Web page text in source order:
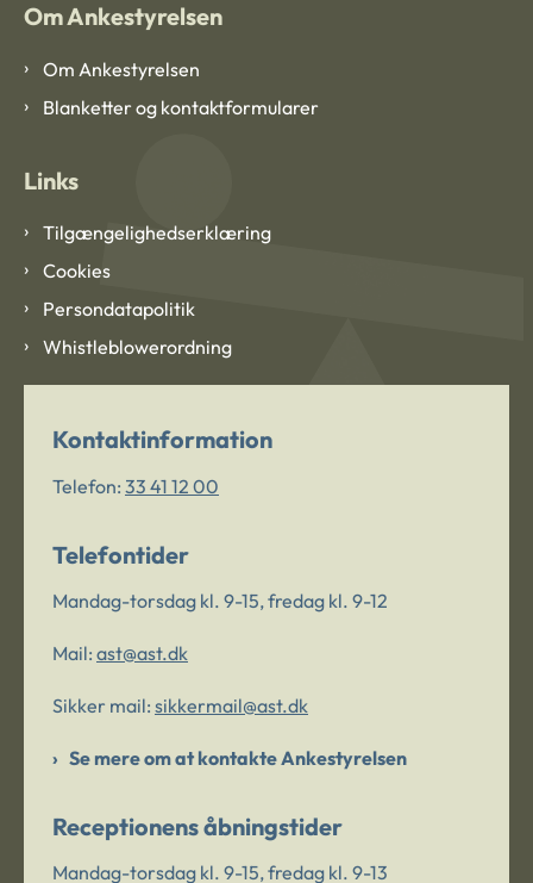
Om Ankestyrelsen
Om Ankestyrelsen
Blanketter og kontaktformularer
Links
Tilgængelighedserklæring
Cookies
Persondatapolitik
Whistleblowerordning
Kontaktinformation
Telefon: 33 41 12 00
Telefontider
Mandag-torsdag kl. 9-15, fredag kl. 9-12
Mail: ast@ast.dk
Sikker mail: sikkermail@ast.dk
Se mere om at kontakte Ankestyrelsen
Receptionens åbningstider
Mandag-torsdag kl. 9-15, fredag kl. 9-13